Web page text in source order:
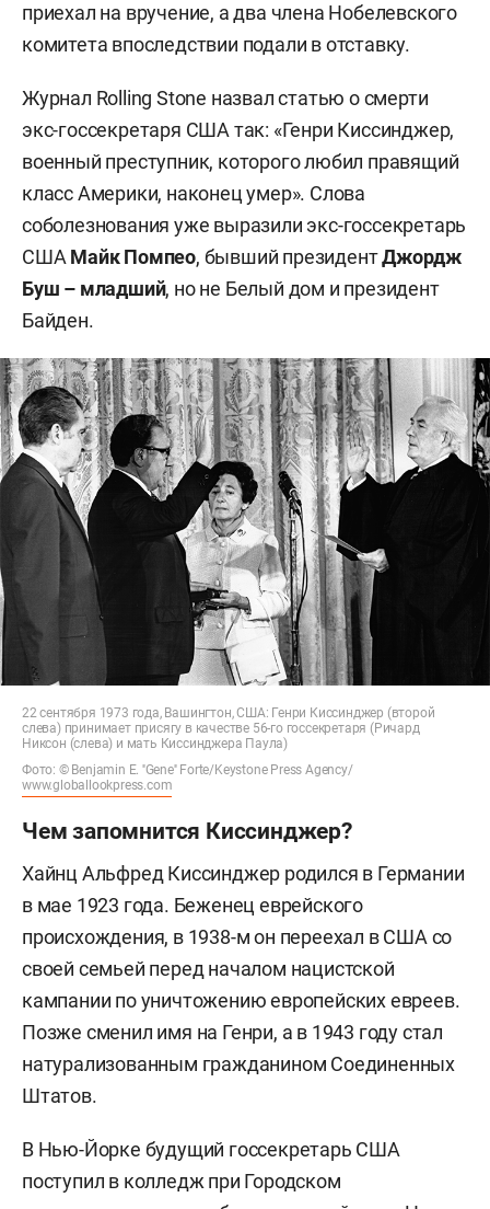
приехал на вручение, а два члена Нобелевского
комитета впоследствии подали в отставку.
Журнал Rolling Stone назвал статью о смерти
экс-госсекретаря США так: «Генри Киссинджер,
военный преступник, которого любил правящий
класс Америки, наконец умер». Слова
соболезнования уже выразили экс-госсекретарь
США Майк Помпео, бывший президентДжордж
Буш – младший, но не Белый дом и президент
Байден.
22 сентября 1973 года, Вашингтон, США: Генри Киссинджер (второй
слева) принимает присягу в качестве 56-го госсекретаря (Ричард
Никсон (слева) и мать Киссинджера Паула)
Фото: © Benjamin E. ''Gene'' Forte/Keystone Press Agency/
www.globallookpress.com
Чем запомнится Киссинджер?
Хайнц Альфред Киссинджер родился в Германии
в мае 1923 года. Беженец еврейского
происхождения, в 1938-м он переехал в США со
своей семьей перед началом нацистской
кампании по уничтожению европейских евреев.
Позже сменил имя на Генри, а в 1943 году стал
натурализованным гражданином Соединенных
Штатов.
В Нью-Йорке будущий госсекретарь США
поступил в колледж при Городском